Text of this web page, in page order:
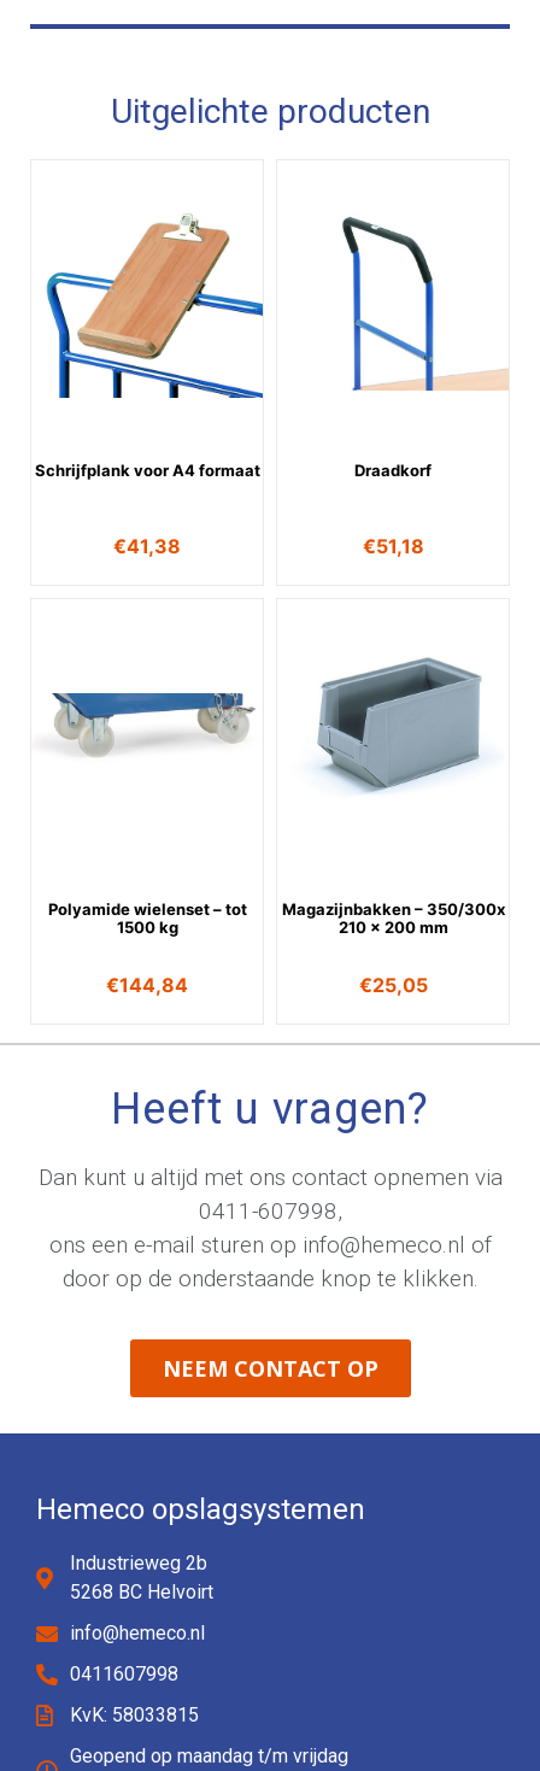
Uitgelichte producten
Schrijfplank voor A4 formaat
€41,38
Draadkorf
€51,18
Polyamide wielenset – tot
1500 kg
€144,84
Magazijnbakken – 350/300x
210 x 200 mm
€25,05
Heeft u vragen?
Dan kunt u altijd met ons contact opnemen via
0411-607998,
ons een e-mail sturen op info@hemeco.nl of
door op de onderstaande knop te klikken.
NEEM CONTACT OP
Hemeco opslagsystemen
Industrieweg 2b
5268 BC Helvoirt
info@hemeco.nl
0411607998
KvK: 58033815
Geopend op maandag t/m vrijdag